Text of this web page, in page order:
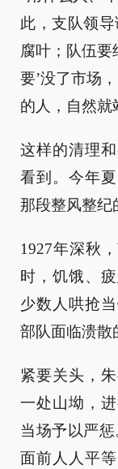
此，支队领
腐叶；队伍要
要’没了市场
的人，自然就
这样的清理
看到。今年
那段整风整
1927年深秋
时，饥饿、
少数人哄抢
部队面临溃散
紧要关头，
一处山坳，
当场予以严
面前人人平